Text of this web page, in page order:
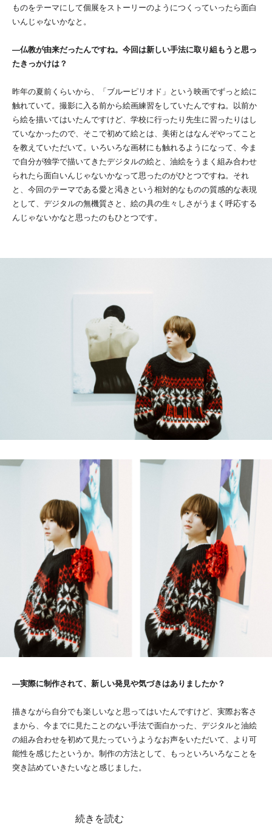
ものをテーマにして個展をストーリーのようにつくっていったら⾯⽩
いんじゃないかなと。
―仏教が由来だったんですね。今回は新しい手法に取り組もうと思っ
たきっかけは？
昨年の夏前くらいから、「ブルーピリオド」という映画でずっと絵に
触れていて。撮影に入る前から絵画練習をしていたんですね。以前か
ら絵を描いてはいたんですけど、学校に行ったり先生に習ったりはし
ていなかったので、そこで初めて絵とは、美術とはなんぞやってこと
を教えていただいて。いろいろな画材にも触れるようになって、今ま
で自分が独学で描いてきたデジタルの絵と、油絵をうまく組み合わせ
られたら面白いんじゃないかなって思ったのがひとつですね。それ
と、今回のテーマである愛と渇きという相対的なものの質感的な表現
として、デジタルの無機質さと、絵の具の生々しさがうまく呼応する
んじゃないかなと思ったのもひとつです。
―実際に制作されて、新しい発見や気づきはありましたか？
描きながら自分でも楽しいなと思ってはいたんですけど、実際お客さ
まから、今までに見たことのない手法で面白かった、デジタルと油絵
の組み合わせを初めて見たっていうようなお声をいただいて、より可
能性を感じたというか。制作の方法として、もっといろいろなことを
突き詰めていきたいなと感じました。
続きを読む